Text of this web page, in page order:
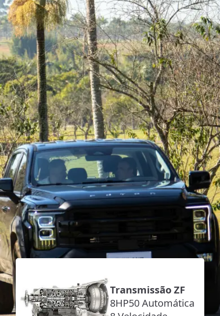
Transmissão ZF
8HP50 Automática